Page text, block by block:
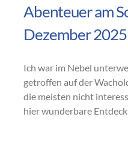
Abenteuer am
Dezember
Ich war im Nebel
getroffen auf der
die meisten nicht
hier wunderbare